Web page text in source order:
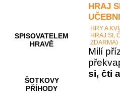
SPISOVATELEM
HRAVĚ
ŠOTKOVY
PŘÍHODY
HRAJ
HRY A
HRAJ SI,
ZDARMA)
Milí
si, čti